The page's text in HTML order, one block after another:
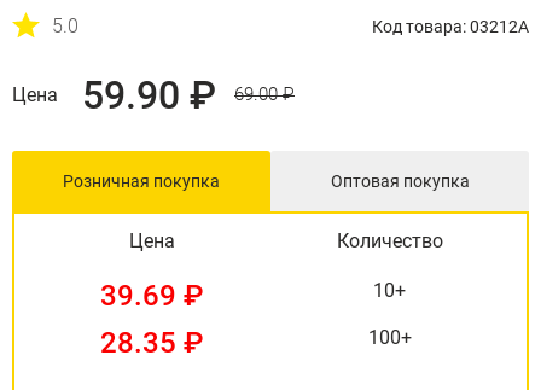
5.0 Код товара: 03212A
Цена 59.90 ₽ 69.00 ₽
Розничная покупка Оптовая покупка
Цена Количество
39.69 ₽ 10+
28.35 ₽ 100+